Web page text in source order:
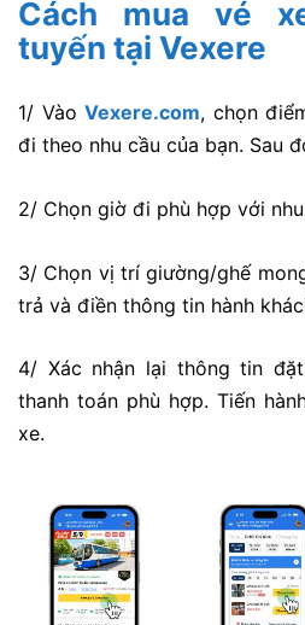
Cách mua vé
tuyến tại Vexere
1/ Vào Vexere.com, chọn
đi theo nhu cầu của bạn. Sau
2/ Chọn giờ đi phù hợp với
3/ Chọn vị trí giường/ghế
trả và điền thông tin hành
4/ Xác nhận lại thông tin
thanh toán phù hợp. Tiến
xe.